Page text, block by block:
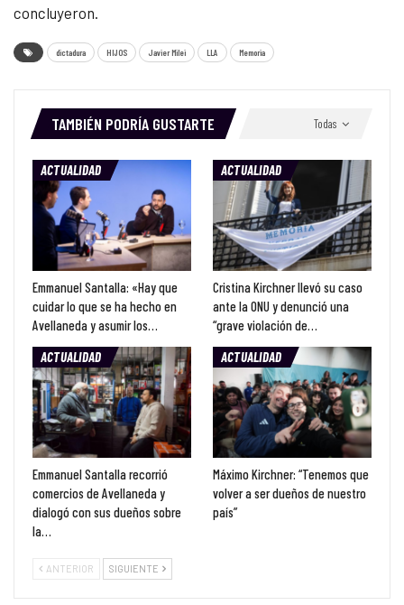
concluyeron.
dictadura HIJOS Javier Milei LLA Memoria
Todas
TAMBIÉN PODRÍA GUSTARTE
ACTUALIDAD
Emmanuel Santalla: «Hay que
cuidar lo que se ha hecho en
Avellaneda y asumir los…
ACTUALIDAD
Cristina Kirchner llevó su caso
ante la ONU y denunció una
“grave violación de…
ACTUALIDAD
Emmanuel Santalla recorrió
comercios de Avellaneda y
dialogó con sus dueños sobre
la…
ACTUALIDAD
Máximo Kirchner: “Tenemos que
volver a ser dueños de nuestro
país”
ANTERIOR SIGUIENTE